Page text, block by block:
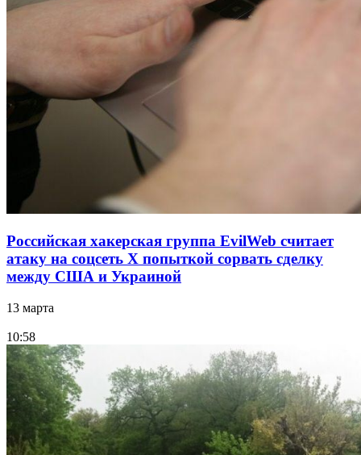
Российская хакерская группа EvilWeb считает
атаку на соцсеть Х попыткой сорвать сделку
между США и Украиной
13 марта
10:58